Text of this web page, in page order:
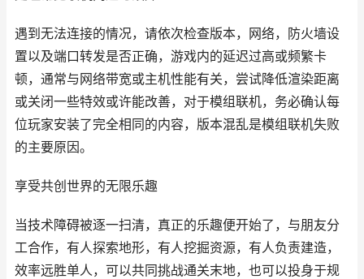
遇到无法连接的情况，请依次检查版本，网络，防火墙设
置以及端口转发是否正确，游戏内的延迟过高或频繁卡
顿，通常与网络带宽或主机性能有关，尝试降低渲染距离
或关闭一些特效或许能改善，对于模组联机，务必确认每
位玩家安装了完全相同的内容，版本混乱是模组联机失败
的主要原因。
享受共创世界的无限乐趣
当技术障碍被逐一扫清，真正的乐趣便开始了，与朋友分
工合作，有人探索地形，有人挖掘资源，有人负责建造，
效率远胜单人，可以共同挑战通关末地，也可以投身于规